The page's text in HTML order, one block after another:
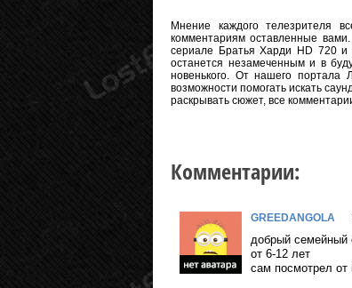
Мнение каждого телезрителя
комментариям оставленные
сериале Братья Харди HD 720 и
останется незамеченным и в
новенького. От нашего портала
возможности помогать искать
раскрывать сюжет, все
Комментарии:
GREEDANGOLA
добрый семейный
от 6-12 лет
сам посмотрел от